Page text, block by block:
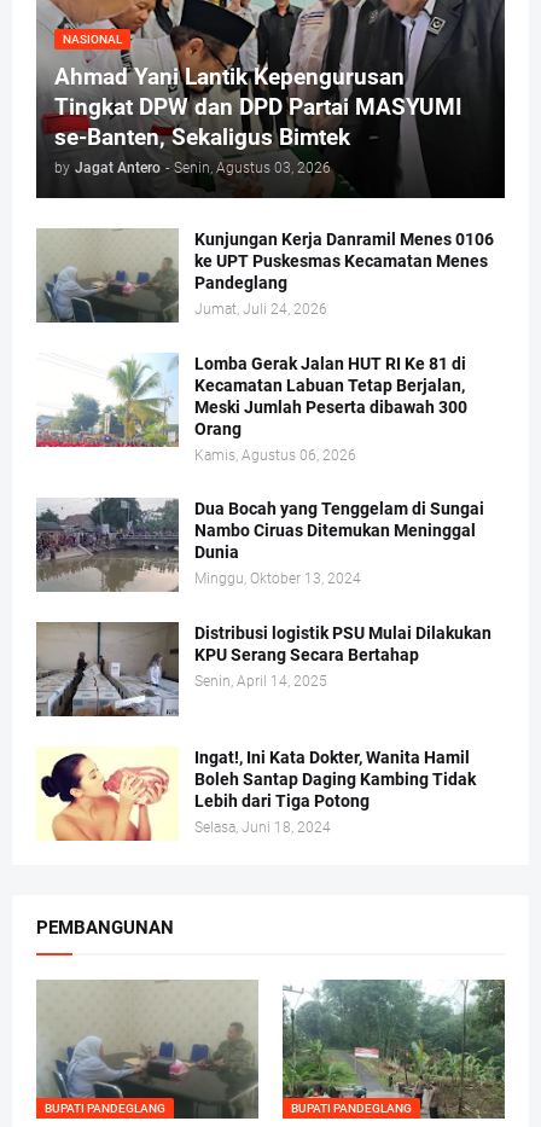
NASIONAL
Ahmad Yani Lantik Kepengurusan
Tingkat DPW dan DPD Partai MASYUMI
se-Banten, Sekaligus Bimtek
by Jagat Antero - Senin, Agustus 03, 2026
Kunjungan Kerja Danramil Menes 0106
ke UPT Puskesmas Kecamatan Menes
Pandeglang
Jumat, Juli 24, 2026
Lomba Gerak Jalan HUT RI Ke 81 di
Kecamatan Labuan Tetap Berjalan,
Meski Jumlah Peserta dibawah 300
Orang
Kamis, Agustus 06, 2026
Dua Bocah yang Tenggelam di Sungai
Nambo Ciruas Ditemukan Meninggal
Dunia
Minggu, Oktober 13, 2024
Distribusi logistik PSU Mulai Dilakukan
KPU Serang Secara Bertahap
Senin, April 14, 2025
Ingat!, Ini Kata Dokter, Wanita Hamil
Boleh Santap Daging Kambing Tidak
Lebih dari Tiga Potong
Selasa, Juni 18, 2024
PEMBANGUNAN
BUPATI PANDEGLANG BUPATI PANDEGLANG